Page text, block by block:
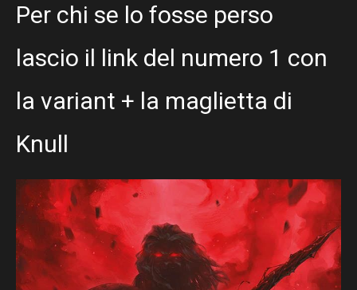
Per chi se lo fosse perso
lascio il link del numero 1 con
la variant + la maglietta di
Knull